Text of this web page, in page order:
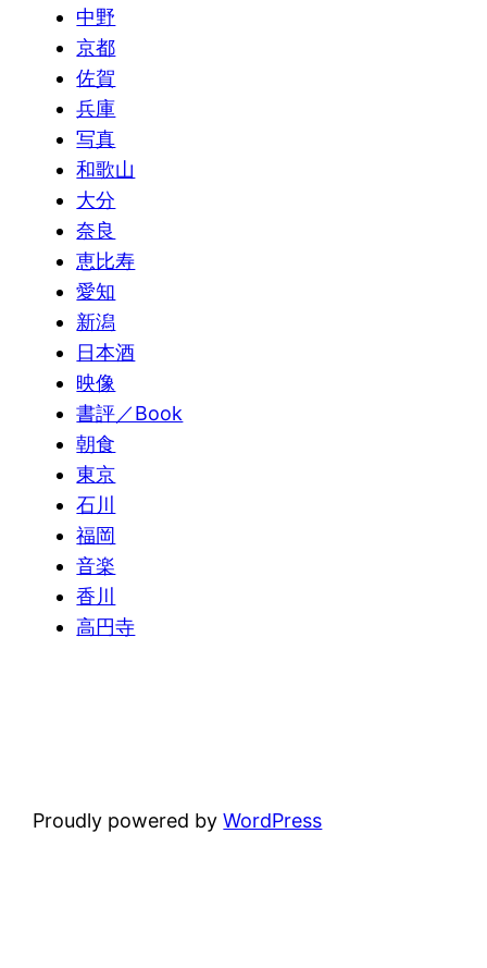
中野
京都
佐賀
兵庫
写真
和歌山
大分
奈良
恵比寿
愛知
新潟
日本酒
映像
書評／Book
朝食
東京
石川
福岡
音楽
香川
高円寺
Proudly powered byWordPress